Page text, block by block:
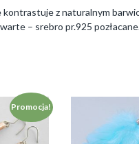
z naturalnym
– srebro pr.925
Promocja!